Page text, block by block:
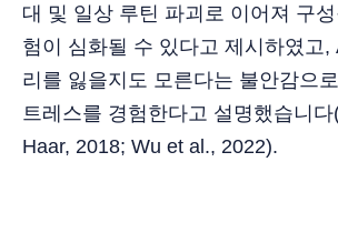
대 및 일상 루틴 파괴로 이어져 구
험이 심화될 수 있다고 제시하였고,
리를 잃을지도 모른다는 불안감으
트레스를 경험한다고 설명했습니
Haar, 2018; Wu et al., 2022).